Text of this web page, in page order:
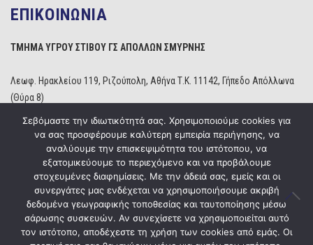
ΕΠΙΚΟΙΝΩΝΙΑ
ΤΜΗΜΑ ΥΓΡΟΥ ΣΤΙΒΟΥ ΓΣ ΑΠΟΛΛΩΝ ΣΜΥΡΝΗΣ
Λεωφ. Ηρακλείου 119, Ριζούπολη, Αθήνα Τ.Κ. 11142, Γήπεδο Απόλλωνα
(Θύρα 8)
Email:info@apollonwaterpolo.gr
www.apollonwaterpolo.gr
Copyright © 2020 ΓΣ Απόλλων Σμύρνης Powered by Five Media
Σεβόμαστε την ιδιωτικότητά σας. Χρησιμοποιούμε cookies για
να σας προσφέρουμε καλύτερη εμπειρία περιήγησης, να
αναλύουμε την επισκεψιμότητα του ιστότοπου, να
εξατομικεύουμε το περιεχόμενο και να προβάλουμε
στοχευμένες διαφημίσεις. Με την άδειά σας, εμείς και οι
συνεργάτες μας ενδέχεται να χρησιμοποιήσουμε ακριβή
δεδομένα γεωγραφικής τοποθεσίας και ταυτοποίησης μέσω
σάρωσης συσκευών. Αν συνεχίσετε να χρησιμοποιείται αυτό
τον ιστότοπο, αποδέχεστε τη χρήση των cookies από εμάς. Οι